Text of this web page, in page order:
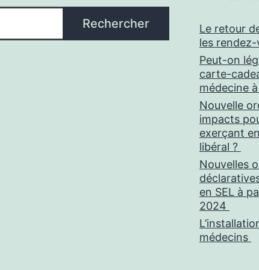
Rechercher
Le retour
les
Peut-on
carte-
médecine
Nouvelle
impacts
exerçant
libéral ?
Nouvelles
en SEL à
2024
médecins